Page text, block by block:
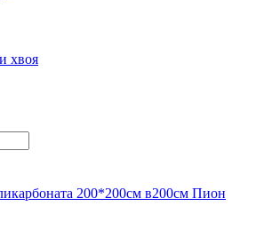
хвоя
200*200см в200см Пион